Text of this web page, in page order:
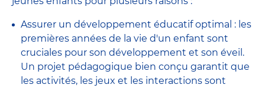
Assurer un développement éducatif optimal : les
premières années de la vie d'un enfant sont
cruciales pour son développement et son éveil.
Un projet pédagogique bien conçu garantit que
les activités, les jeux et les interactions sont